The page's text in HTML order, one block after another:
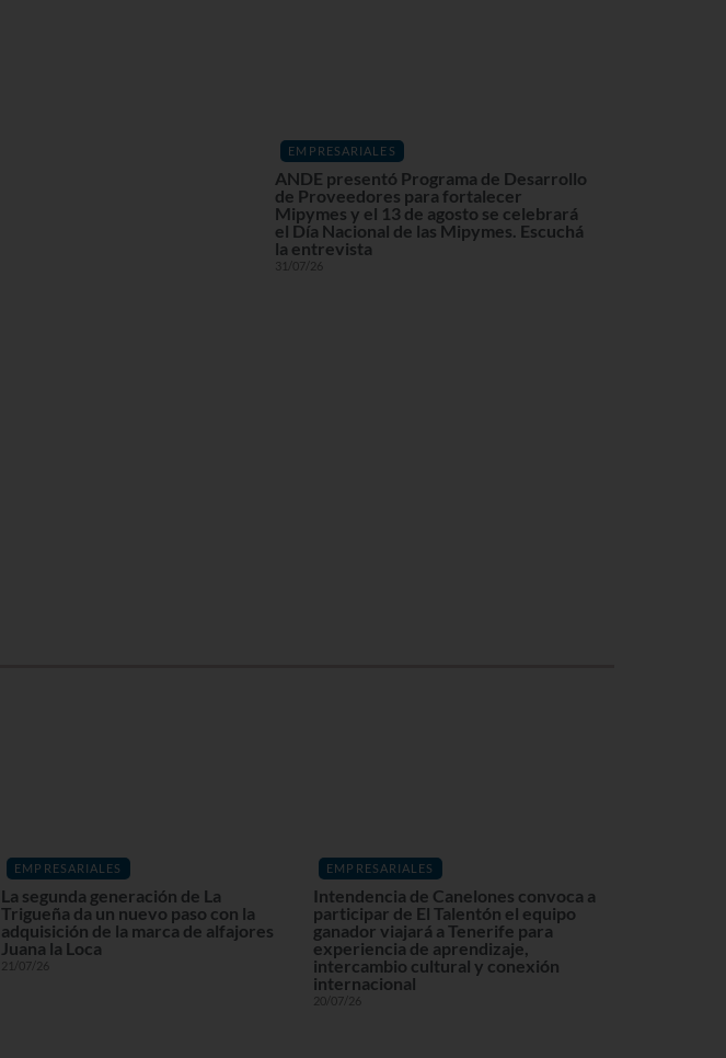
EMPRESARIALES
ANDE presentó Programa de Desarrollo
de Proveedores para fortalecer
Mipymes y el 13 de agosto se celebrará
el Día Nacional de las Mipymes. Escuchá
la entrevista
31/07/26
EMPRESARIALES
La segunda generación de La
Trigueña da un nuevo paso con la
adquisición de la marca de alfajores
Juana la Loca
21/07/26
EMPRESARIALES
Intendencia de Canelones convoca a
participar de El Talentón el equipo
ganador viajará a Tenerife para
experiencia de aprendizaje,
intercambio cultural y conexión
internacional
20/07/26